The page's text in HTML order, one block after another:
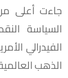
جاءت أعلى
السياسة
الفيدرالي
الذهب